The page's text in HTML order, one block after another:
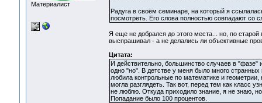
Материалист
Радуга в своём семинаре, на который я
посмотреть. Его слова полностью совпадают со
Я еще не добрался до этого места... но, по
выспрашивал - а не делались ли объективные
Цитата:
И действительно, большинство случаев в "фазе"
одно "но". В детстве у меня было много
любила контрольные по математике и
могла разглядеть. Так вот, перед тем как класс
не люблю. Откуда приходило знание, я не знаю,
Попадание было 100 процентов.